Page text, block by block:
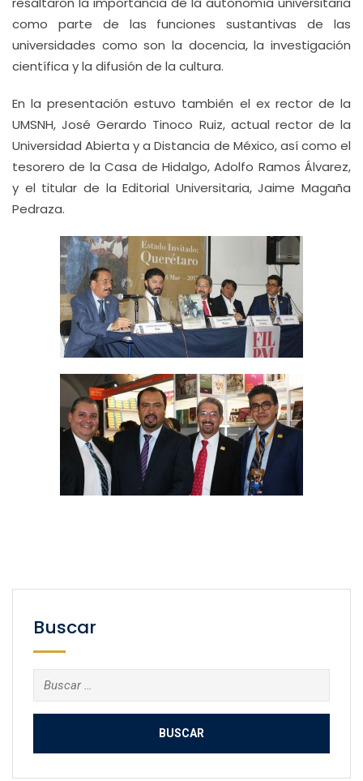
como parte de las funciones sustantivas de las
universidades como son la docencia, la investigación
científica y la difusión de la cultura.
En la presentación estuvo también el ex rector de la
UMSNH, José Gerardo Tinoco Ruiz, actual rector de la
Universidad Abierta y a Distancia de México, así como el
tesorero de la Casa de Hidalgo, Adolfo Ramos Álvarez,
y el titular de la Editorial Universitaria, Jaime Magaña
Pedraza.
Buscar
Buscar: